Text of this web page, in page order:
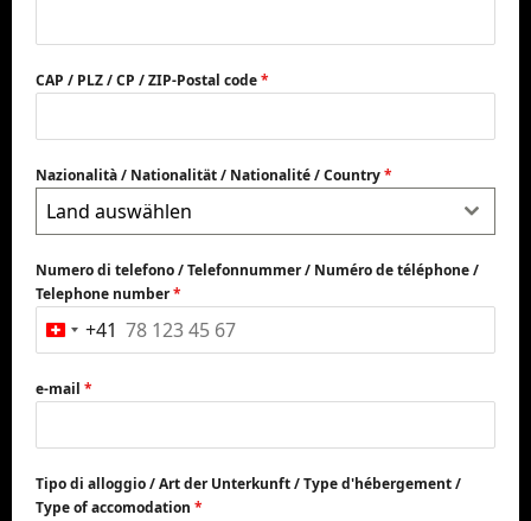
CAP / PLZ / CP / ZIP-Postal code*
Nazionalità / Nationalität / Nationalité / Country*
Land auswählen
Numero di telefono / Telefonnummer / Numéro de téléphone /
Telephone number*
Switzerland
+41
e-mail *
Tipo di alloggio / Art der Unterkunft / Type d'hébergement /
Type of accomodation *